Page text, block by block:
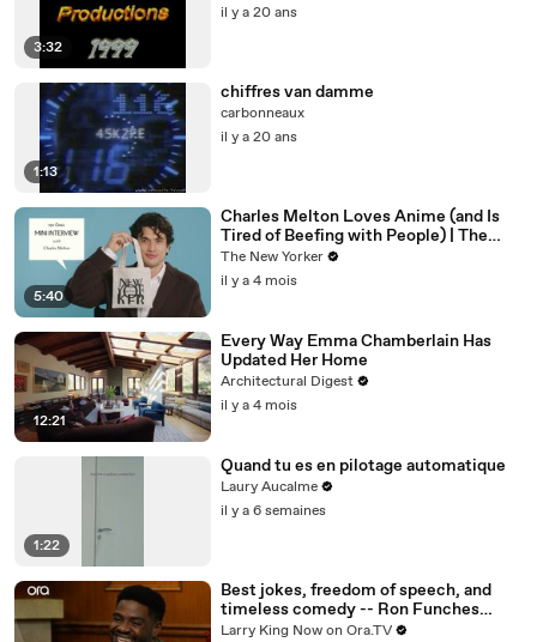
3:32
il y a 20 ans
1:13
chiffres van damme
carbonneaux
il y a 20 ans
5:40
Charles Melton Loves Anime (and Is
Tired of Beefing with People) | The
New Yorker Mini Interview
The New Yorker
il y a 4 mois
12:21
Every Way Emma Chamberlain Has
Updated Her Home
Architectural Digest
il y a 4 mois
1:22
Quand tu es en pilotage automatique
Laury Aucalme
il y a 6 semaines
Best jokes, freedom of speech, and
timeless comedy -- Ron Funches
answers your social media questions
Larry King Now on Ora.TV